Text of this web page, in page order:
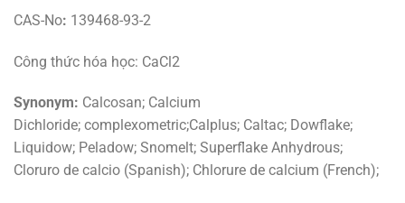
CAS-No: 139468-93-2
Công thức hóa học: ​CaCl2
Synonym: Calcosan; Calcium
Dichloride; complexometric;Calplus; Caltac; Dowflake;
Liquidow; Peladow; Snomelt; Superflake Anhydrous;
Cloruro de calcio (Spanish); Chlorure de calcium (French);